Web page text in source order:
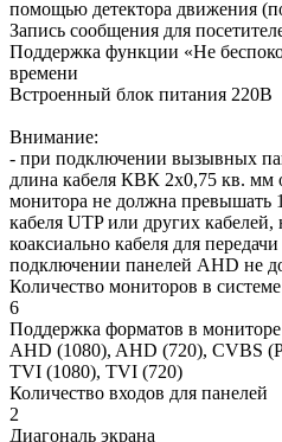
помощью детектора движения
Запись сообщения для
Поддержка функции «Не
времени
Встроенный блок питания 220В
Внимание:
- при подключении вызывных
длина кабеля КВК 2х0,75 кв. мм
монитора не должна превышать
кабеля UTP или других
коаксиально кабеля для
подключении панелей AHD не
Количество мониторов в системе
6
Поддержка форматов в мониторе
AHD (1080), AHD (720), CVBS
TVI (1080), TVI (720)
Количество входов для панелей
2
Диагональ экрана